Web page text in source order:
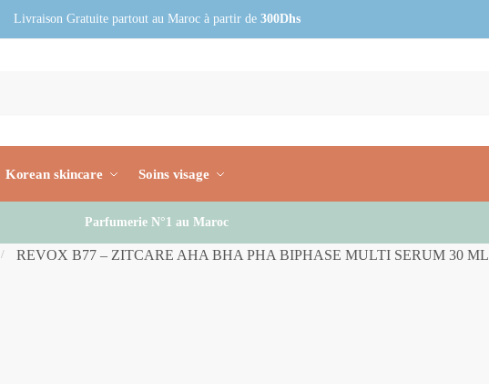
Livraison Gratuite partout au Maroc à partir de 300Dhs
Korean skincare Soins visage
Parfumerie N°1 au Maroc
/ REVOX B77 – ZITCARE AHA BHA PHA BIPHASE MULTI SERUM 30 ML